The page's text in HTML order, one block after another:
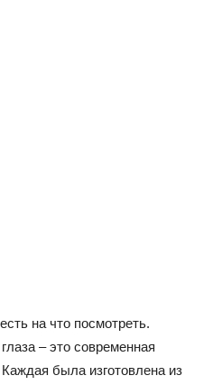
на что посмотреть.
– это современная
была изготовлена из